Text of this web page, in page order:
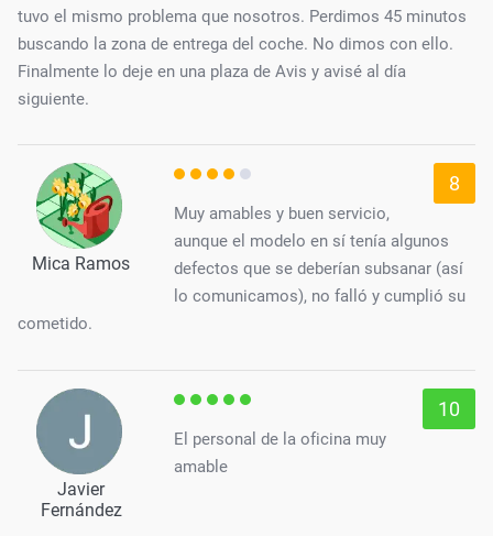
tuvo el mismo problema que nosotros. Perdimos 45 minutos
buscando la zona de entrega del coche. No dimos con ello.
Finalmente lo deje en una plaza de Avis y avisé al día
siguiente.
Mica Ramos
8
Muy amables y buen servicio,
aunque el modelo en sí tenía algunos
defectos que se deberían subsanar (así
lo comunicamos), no falló y cumplió su
cometido.
Javier
Fernández
10
El personal de la oficina muy
amable